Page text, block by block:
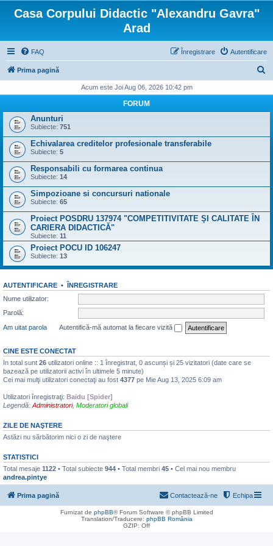
Casa Corpului Didactic "Alexandru Gavra"
Arad
FAQ Autentificare
Înregistrare
Prima pagină
t
Acum este Joi Aug 06, 2026 10:42 pm
FORUM
Anunturi
Subiecte: 751
Echivalarea creditelor profesionale transferabile
Subiecte: 5
Responsabili cu formarea continua
Subiecte: 14
Simpozioane si concursuri nationale
Subiecte: 65
Proiect POSDRU 137974 "COMPETITIVITATE ŞI CALITATE ÎN
CARIERA DIDACTICĂ"
Subiecte: 11
Proiect POCU ID 106247
Subiecte: 13
AUTENTIFICARE • ÎNREGISTRARE
Nume utilizator:
Parolă:
Am uitat parola
Autentifică-mă automat la fiecare vizită
CINE ESTE CONECTAT
In total sunt 26 utilizatori online :: 1 înregistrat, 0 ascunși și 25 vizitatori (date care se
bazează pe utilizatorii activi în ultimele 5 minute)
Cei mai mulţi utilizatori conectaţi au fost 4377 pe Mie Aug 13, 2025 6:09 am
Utilizatori înregistraţi: Baidu [Spider]
Legendă: Administratori, Moderatori globali
ZILE DE NAŞTERE
Astăzi nu sărbătorim nici o zi de naştere
STATISTICI
Total mesaje 1122 • Total subiecte 944 • Total membri 45 • Cel mai nou membru
andrea.pintye
Prima pagină Echipa
Contactează-ne
Furnizat de phpBB® Forum Software © phpBB Limited
Translation/Traducere: phpBB România
GZIP: Off